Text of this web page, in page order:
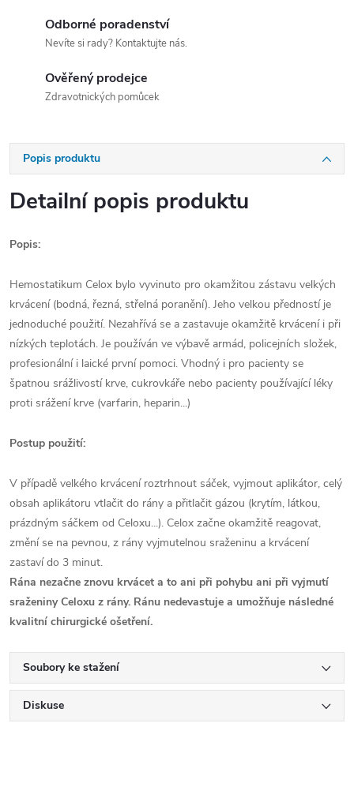
Odborné poradenství
Nevíte si rady? Kontaktujte nás.
Ověřený prodejce
Zdravotnických pomůcek
Popis produktu
Detailní popis produktu
Popis:
Hemostatikum Celox bylo vyvinuto pro okamžitou zástavu velkých
krvácení (bodná, řezná, střelná poranění). Jeho velkou předností je
jednoduché použití. Nezahřívá se a zastavuje okamžitě krvácení i při
nízkých teplotách. Je používán ve výbavě armád, policejních složek,
profesionální i laické první pomoci. Vhodný i pro pacienty se
špatnou srážlivostí krve, cukrovkáře nebo pacienty používající léky
proti srážení krve (varfarin, heparin...)
Postup použití:
V případě velkého krvácení roztrhnout sáček, vyjmout aplikátor, celý
obsah aplikátoru vtlačit do rány a přitlačit gázou (krytím, látkou,
prázdným sáčkem od Celoxu...). Celox začne okamžitě reagovat,
změní se na pevnou, z rány vyjmutelnou sraženinu a krvácení
zastaví do 3 minut.
Rána nezačne znovu krvácet a to ani při pohybu ani při vyjmutí
sraženiny Celoxu z rány. Ránu nedevastuje a umožňuje následné
kvalitní chirurgické ošetření.
Soubory ke stažení
Diskuse